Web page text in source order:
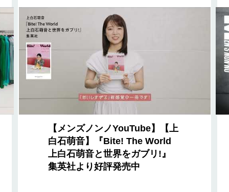
【メンズノンノYouTube】【上
白石萌音】『Bite! The World
上白石萌音と世界をガブリ!』
集英社より好評発売中